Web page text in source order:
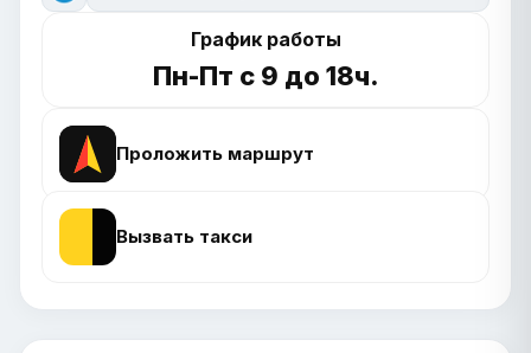
График работы
Пн-Пт с 9 до 18ч.
Проложить маршрут
Вызвать такси